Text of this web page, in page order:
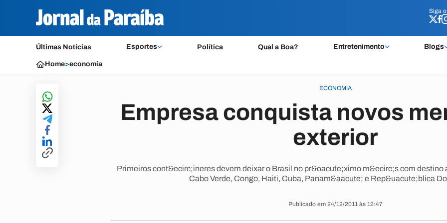
Siga o
Últimas Notícias Esportes Política Qual a Boa? Entretenimento Blogs
Siga o
Home>economia
ECONOMIA
Empresa conquista novos
exterior
Primeiros cont&ecirc;ineres devem deixar o Brasil no pr&oacute;ximo m&ecirc;s com
Cabo Verde, Congo, Haiti, Cuba, Panam&aacute; e Rep&uacute;blica
Publicado em 24/12/2011 às 12:47